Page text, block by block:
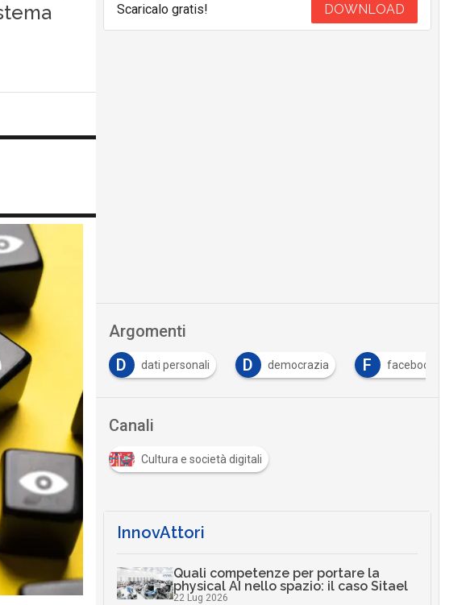
Scaricalo gratis! DOWNLOAD
Argomenti
B
D dati personali D democrazia F facebook
Canali
Cultura e società digitali
InnovAttori
Quali competenze per portare la
physical AI nello spazio: il caso Sitael
22 Lug 2026